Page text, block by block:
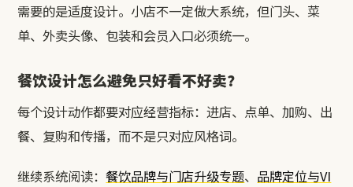
需要的是适度设计。小店不一定做大系统，但门头、菜
单、外卖头像、包装和会员入口必须统一。
餐饮设计怎么避免只好看不好卖？
每个设计动作都要对应经营指标：进店、点单、加购、出
餐、复购和传播，而不是只对应风格词。
继续系统阅读：餐饮品牌与门店升级专题、 品牌定位与VI